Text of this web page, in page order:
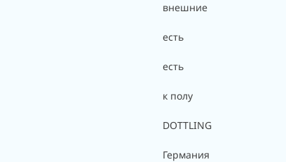
внешние
есть
есть
к полу
DOTTLING
Германия